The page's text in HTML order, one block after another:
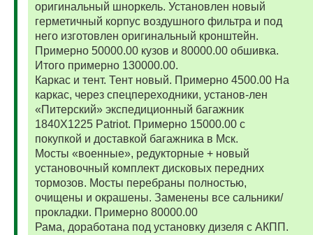
оригинальный шноркель. Установлен новый
герметичный корпус воздушного фильтра и под
него изготовлен оригинальный кронштейн.
Примерно 50000.00 кузов и 80000.00 обшивка.
Итого примерно 130000.00.
Каркас и тент. Тент новый. Примерно 4500.00 На
каркас, через спецпереходники, установ-лен
«Питерский» экспедиционный багажник
1840Х1225 Patriot. Примерно 15000.00 с
покупкой и доставкой багажника в Мск.
Мосты «военные», редукторные + новый
установочный комплект дисковых передних
тормозов. Мосты перебраны полностью,
очищены и окрашены. Заменены все сальники/
прокладки. Примерно 80000.00
Рама, доработана под установку дизеля с АКПП.